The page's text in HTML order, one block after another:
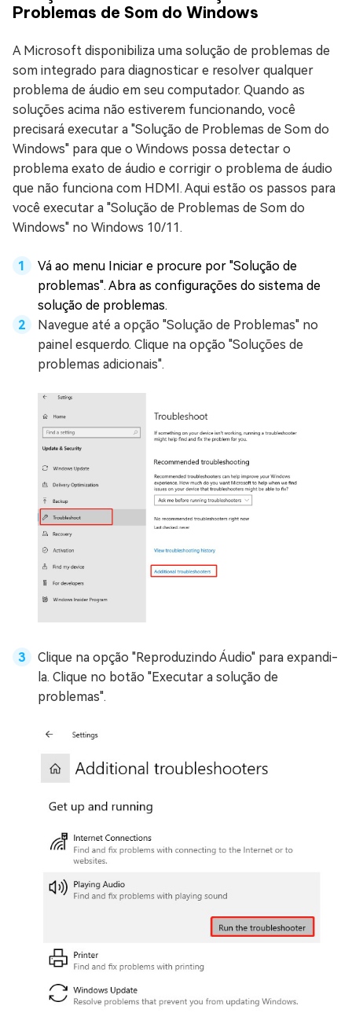
Problemas de Som do Windows
A Microsoft disponibiliza uma solução de problemas de
som integrado para diagnosticar e resolver qualquer
problema de áudio em seu computador. Quando as
soluções acima não estiverem funcionando, você
precisará executar a "Solução de Problemas de Som do
Windows" para que o Windows possa detectar o
problema exato de áudio e corrigir o problema de áudio
que não funciona com HDMI. Aqui estão os passos para
você executar a "Solução de Problemas de Som do
Windows" no Windows 10/11.
Vá ao menu Iniciar e procure por "Solução de
problemas". Abra as configurações do sistema de
solução de problemas.
Navegue até a opção "Solução de Problemas" no
painel esquerdo. Clique na opção "Soluções de
problemas adicionais".
Clique na opção "Reproduzindo Áudio" para expandi-
la. Clique no botão "Executar a solução de
problemas".